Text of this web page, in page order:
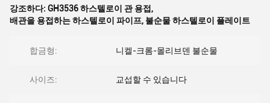
강조하다: GH3536 하스텔로이 관 용접,
배관을 용접하는 하스텔로이 파이프, 불순물 하스텔로이 플레이트
합금형: 니켈-크롬-몰리브덴 불순물
사이즈: 교섭할 수 있습니다